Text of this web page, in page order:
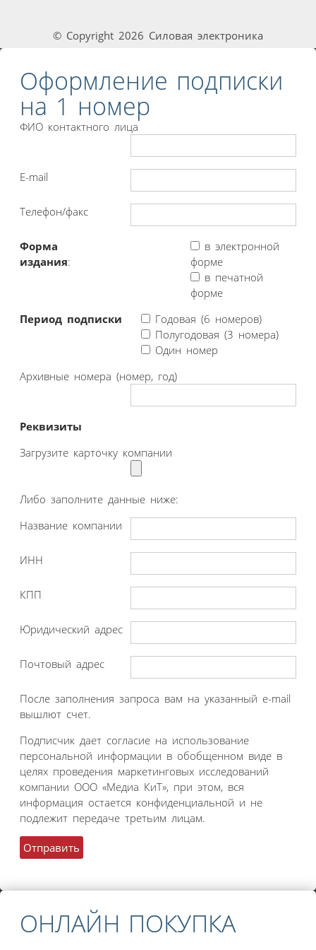
© Copyright 2026 Силовая электроника
Оформление подписки
на 1 номер
ФИО контактного лица
E-mail
Телефон/факс
Форма
издания:
в электронной
форме
в печатной
форме
Период подписки
Годовая (6 номеров)
Полугодовая (3 номера)
Один номер
Архивные номера (номер, год)
Реквизиты
Загрузите карточку компании
Либо заполните данные ниже:
Название компании
ИНН
КПП
Юридический адрес
Почтовый адрес
После заполнения запроса вам на указанный e-mail
вышлют счет.
Подписчик дает согласие на использование
персональной информации в обобщенном виде в
целях проведения маркетинговых исследований
компании ООО «Медиа КиТ», при этом, вся
информация остается конфиденциальной и не
подлежит передаче третьим лицам.
ОНЛАЙН ПОКУПКА